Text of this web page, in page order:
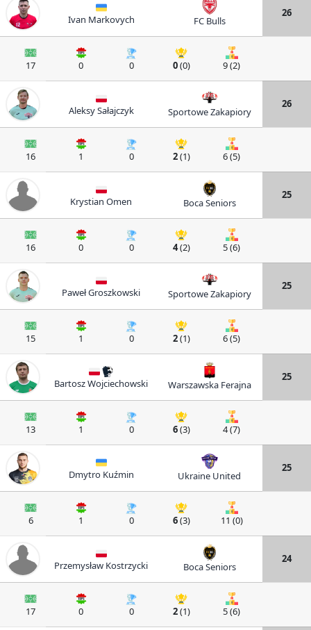
Ivan Markovych FC Bulls
26
17 0 0 0(0) 9 (2)
Aleksy Sałajczyk Sportowe Zakapiory
26
16 1 0 2(1) 6 (5)
Krystian Omen Boca Seniors
25
16 0 0 4(2) 5 (6)
Paweł Groszkowski Sportowe Zakapiory
25
15 1 0 2(1) 6 (5)
Bartosz Wojciechowski Warszawska Ferajna
25
13 1 0 6(3) 4 (7)
Dmytro Kuźmin Ukraine United
25
6 1 0 6(3) 11 (0)
Przemysław Kostrzycki Boca Seniors
24
17 0 0 2(1) 5 (6)